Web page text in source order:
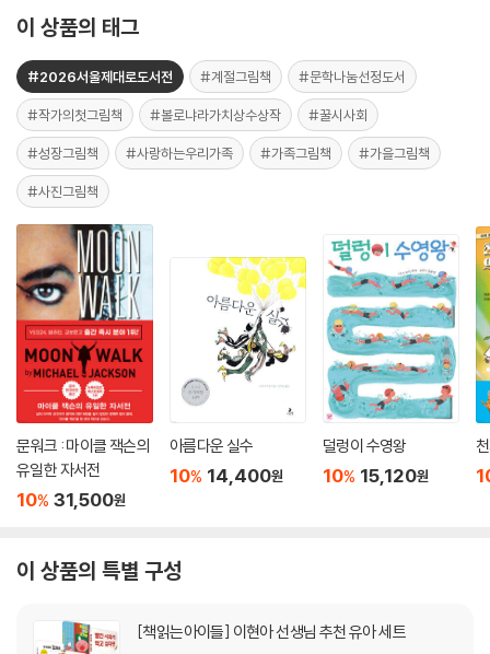
이 상품의 태그
#2026서울제대로도서전 #계절그림책 #문학나눔선정도서
#작가의첫그림책 #볼로냐라가치상수상작 #꿀시사회
#성장그림책 #사랑하는우리가족 #가족그림책 #가을그림책
#사진그림책
문워크 : 마이클 잭슨의
유일한 자서전
10% 31,500원
아름다운 실수
10% 14,400원
덜렁이 수영왕
10% 15,120원
이 상품의 특별 구성
[책읽는아이들] 이현아 선생님 추천 유아 세트